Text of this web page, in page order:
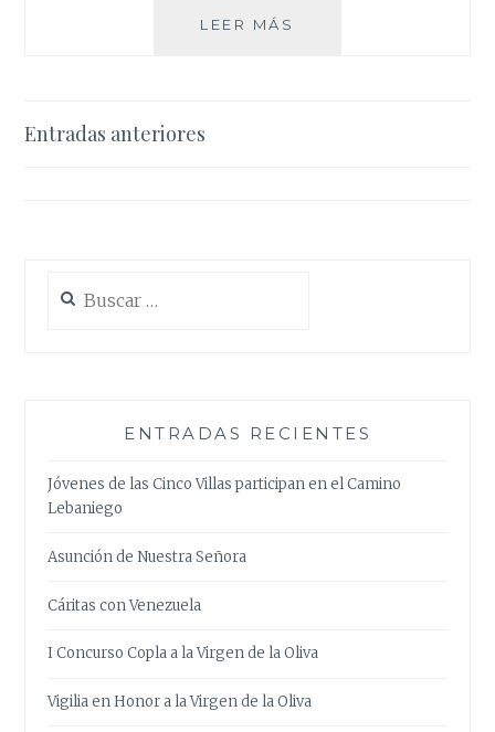
LEER MÁS
Navegación
Entradas anteriores
ENTRADAS RECIENTES
Jóvenes de las Cinco Villas participan en el Camino
Lebaniego
Asunción de Nuestra Señora
Cáritas con Venezuela
I Concurso Copla a la Virgen de la Oliva
Vigilia en Honor a la Virgen de la Oliva